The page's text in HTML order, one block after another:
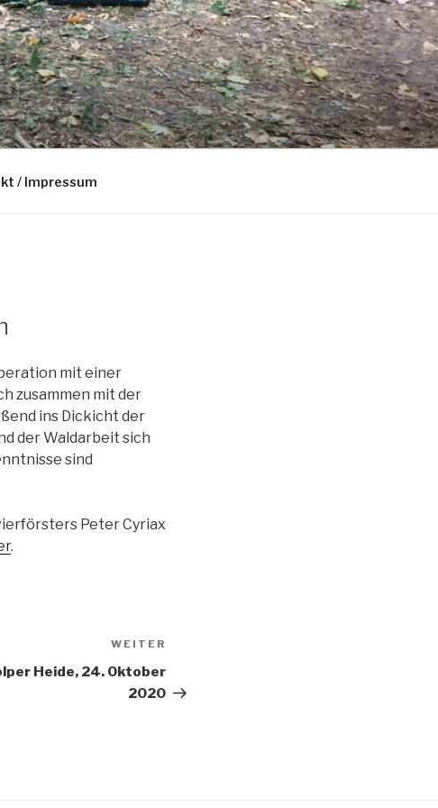
/ Impressum
mit einer
zusammen mit der
ins Dickicht der
der Waldarbeit sich
sind
Peter Cyriax
.
Beitrag
WEITER
Heide, 24. Oktober
2020